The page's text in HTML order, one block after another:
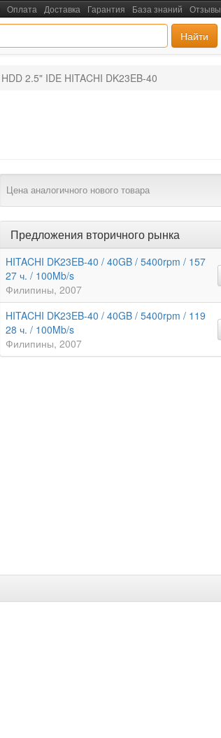
Оплата Доставка Гарантия База знаний Отзывы
Найти
HDD 2.5" IDE HITACHI DK23EB-40
Цена аналогичного нового товара
Предложения вторичного рынка
HITACHI DK23EB-40 / 40GB / 5400rpm / 157
27 ч. / 100Mb/s
Филипины 2007
HITACHI DK23EB-40 / 40GB / 5400rpm / 119
28 ч. / 100Mb/s
Филипины 2007